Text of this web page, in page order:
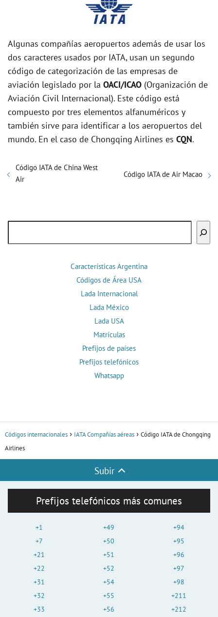
Algunas compañías aeropuertos además de usar los
dos caracteres usados por IATA, usan un segundo
código de categorización de las empresas de
aviación legislado por la OACI/ICAO (Organización de
Aviación Civil Internacional). Este código está
compuesto por tres elementos alfanuméricos y
también sirve para identificar a los aeropuertos del
mundo. En el caso de Chongqing Airlines es CQN.
Código IATA de China West
Air
Código IATA de Air Macao
Características Argentina
Códigos de Área USA
Lada Internacional
Lada México
Lada USA
Matrículas
Prefijos de países
Prefijos telefónicos
Whatsapp
Códigos internacionales IATA Compañías aéreas
Código IATA de Chongqing
Airlines
Subir
Prefijos telefónicos más comunes
+1
+7
+21
+22
+31
+32
+33
+49
+50
+51
+52
+54
+55
+56
+94
+95
+96
+97
+98
+211
+212